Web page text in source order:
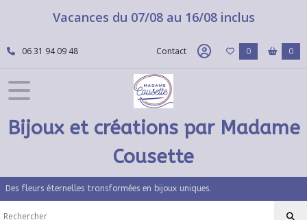
Vacances du 07/08 au 16/08 inclus
06 31 94 09 48 Contact 0 0
Bijoux et créations par Madame
Cousette
Des fleurs éternelles transformées en bijoux uniques.